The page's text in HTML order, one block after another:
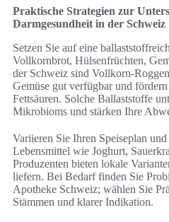
Praktische Strategien zur
Darmgesundheit in der Schweiz
Setzen Sie auf eine
Vollkornbrot, Hülsenfrüchten,
der Schweiz sind Vollkorn-
Gemüse gut verfügbar und
Fettsäuren. Solche Ballaststoffe
Mikrobioms und stärken Ihre
Variieren Sie Ihren Speiseplan
Lebensmittel wie Joghurt,
Produzenten bieten lokale
liefern. Bei Bedarf finden Sie
Apotheke Schweiz; wählen Sie
Stämmen und klarer Indikation.